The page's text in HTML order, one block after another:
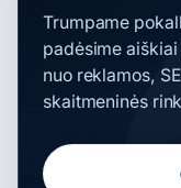
Trumpame
padėsime
nuo reklamos,
skaitmeninės